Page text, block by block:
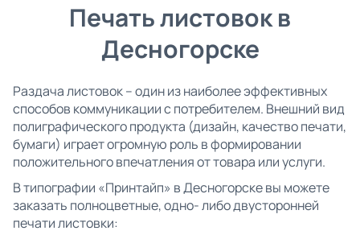
Печать листовок в
Десногорске
Раздача листовок – один из наиболее эффективных
способов коммуникации с потребителем. Внешний вид
полиграфического продукта (дизайн, качество печати,
бумаги) играет огромную роль в формировании
положительного впечатления от товара или услуги.
В типографии «Принтайп» в Десногорске вы можете
заказать полноцветные, одно- либо двусторонней
печати листовки: